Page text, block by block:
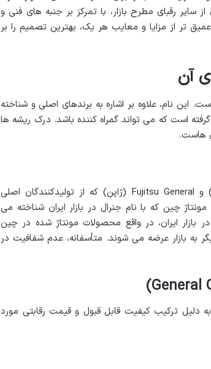
سایر رقبای مطرح بازار، با تمرکز بر جنبه های فنی و
تر از مزایا و معایب هر یک، بهترین تصمیم را بر
آن
این نام، علاوه بر اشاره به برندهای اصلی و شناخته
است که می تواند گمراه کننده باشد. درک ریشه ها
هاست.
باید بین برندهای جهانی و معتبر General Electric (آمریکا) و Fujitsu General (ژاپن) که از تولیدکنندگان اصلی
چین که با نام جنرال در بازار ایران شناخته می
بازار ایران، در واقع محصولات مونتاژ شده در چین
بازار عرضه می شوند. متأسفانه، عدم شفافیت در
به دلیل ترکیب کیفیت قابل قبول و قیمت رقابتی مورد